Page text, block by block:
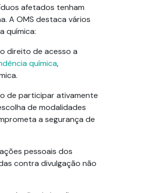
afetados tenham
A OMS destaca vários
química:
direito de acesso a
química,
de participar ativamente
de modalidades
a segurança de
pessoais dos
contra divulgação não